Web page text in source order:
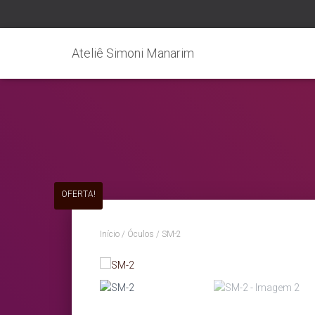
Ateliê Simoni Manarim
Início / Óculos / SM-2
OFERTA!